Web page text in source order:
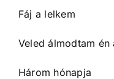
Fáj a lelkem
Veled álmodtam én
Három hónapja